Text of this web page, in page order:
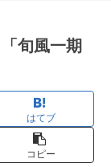
旬風一期
はてブ
コピー